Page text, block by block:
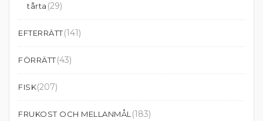
tårta (29)
EFTERRÄTT(141)
FÖRRÄTT(43)
FISK(207)
FRUKOST OCH MELLANMÅL (183)